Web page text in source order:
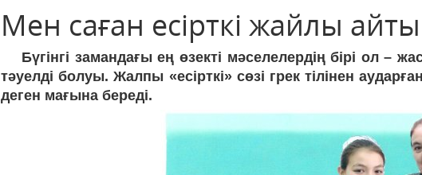
Мен саған есірткі жайлы
Бүгінгі замандағы ең өзекті мәселелердің бірі ол –
тәуелді болуы. Жалпы «есірткі» сөзі грек тілінен
деген мағына береді.